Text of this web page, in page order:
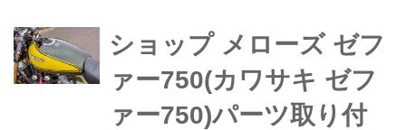
ショップ メローズ ゼフ
ァー750(カワサキ ゼフ
ァー750)パーツ取り付